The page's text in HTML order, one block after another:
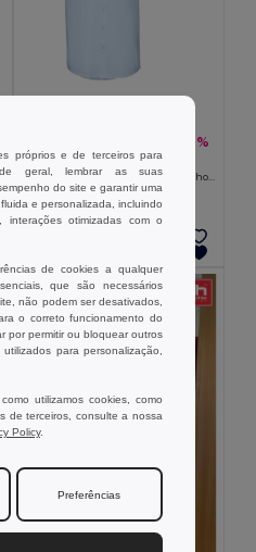
curta em algodão
-30%
TH Clothes 30157
próprios e de terceiros para
geral, lembrar as suas
do site e garantir uma
e personalizada, incluindo
interações otimizadas com o
de cookies a qualquer
que são necessários
não podem ser desativados,
o correto funcionamento do
por permitir ou bloquear outros
para personalização,
utilizamos cookies, como
de terceiros, consulte a nossa
Policy.
Preferências